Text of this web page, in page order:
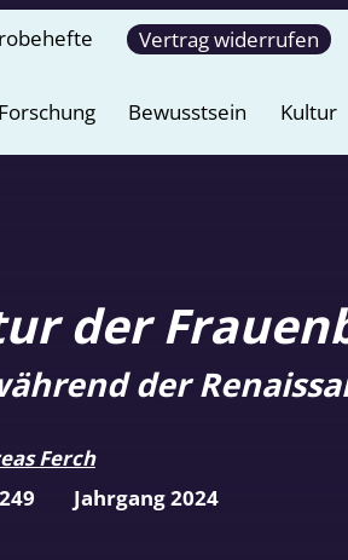
Vertrag widerrufen
Forschung Bewusstsein Kultur
der
der
Ferch
Jahrgang 2024